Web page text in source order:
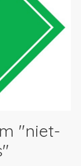
"niet-